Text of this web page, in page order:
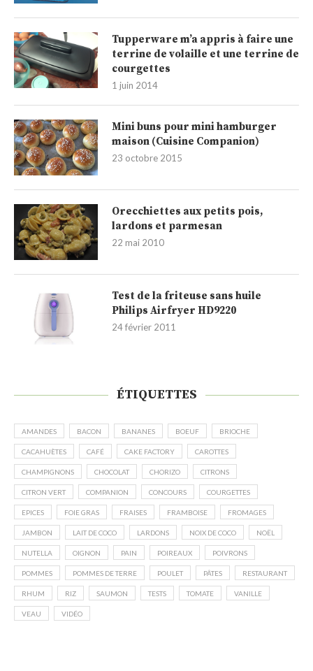
Tupperware m’a appris à faire une
terrine de volaille et une terrine de
courgettes
1 juin 2014
Mini buns pour mini hamburger
maison (Cuisine Companion)
23 octobre 2015
Orecchiettes aux petits pois,
lardons et parmesan
22 mai 2010
Test de la friteuse sans huile
Philips Airfryer HD9220
24 février 2011
ÉTIQUETTES
AMANDES BACON BANANES BOEUF BRIOCHE
CACAHUÈTES CAFÉ CAKE FACTORY CAROTTES
CHAMPIGNONS CHOCOLAT CHORIZO CITRONS
CITRON VERT COMPANION CONCOURS COURGETTES
EPICES FOIE GRAS FRAISES FRAMBOISE FROMAGES
JAMBON LAIT DE COCO LARDONS NOIX DE COCO NOËL
NUTELLA OIGNON PAIN POIREAUX POIVRONS
POMMES POMMES DE TERRE POULET PÂTES RESTAURANT
RHUM RIZ SAUMON TESTS TOMATE VANILLE
VEAU VIDÉO